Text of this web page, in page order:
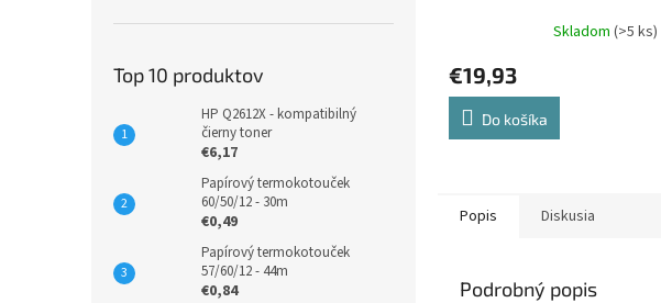
Top 10 produktov
HP Q2612X - kompatibilný
čierny toner
€6,17
Papírový termokotouček
60/50/12 - 30m
€0,49
Papírový termokotouček
57/60/12 - 44m
€0,84
Skladom (>5 ks)
€19,93
Do košíka
Popis Diskusia
Podrobný popis